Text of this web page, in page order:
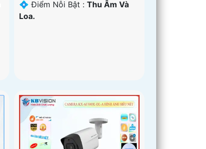
️💠 Điểm Nỗi Bật :Thu Âm Và
Loa.